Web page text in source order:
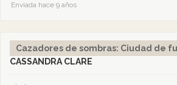
Enviada hace 9 años
Cazadores de sombras: Ciudad de
CASSANDRA CLARE